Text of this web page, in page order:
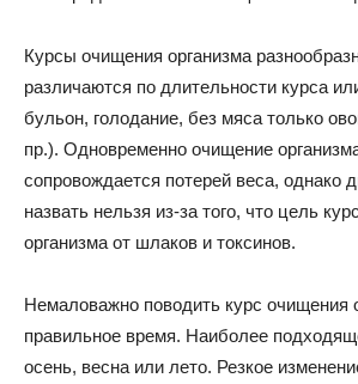
Курсы очищения организма
различаются по длительности курса
бульон, голодание, без мяса только
пр.). Одновременно очищение
сопровождается потерей веса, однако
назвать нельзя из-за того, что цель
организма от шлаков и токсинов.
Немаловажно поводить курс очищения
правильное время. Наиболее
осень, весна или лето. Резкое